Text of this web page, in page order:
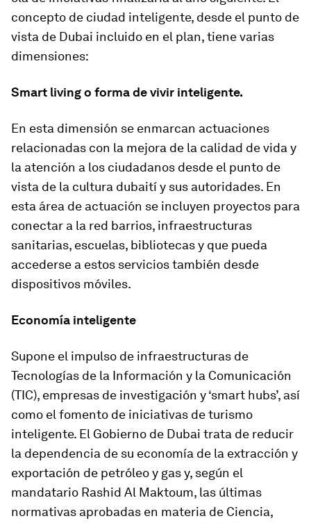
concepto de ciudad inteligente, desde el punto de
vista de Dubai incluido en el plan, tiene varias
dimensiones:
Smart living o forma de vivir inteligente.
En esta dimensión se enmarcan actuaciones
relacionadas con la mejora de la calidad de vida y
la atención a los ciudadanos desde el punto de
vista de la cultura dubaití y sus autoridades. En
esta área de actuación se incluyen proyectos para
conectar a la red barrios, infraestructuras
sanitarias, escuelas, bibliotecas y que pueda
accederse a estos servicios también desde
dispositivos móviles.
Economía inteligente
Supone el impulso de infraestructuras de
Tecnologías de la Información y la Comunicación
(TIC), empresas de investigación y ‘smart hubs’, así
como el fomento de iniciativas de turismo
inteligente. El Gobierno de Dubai trata de reducir
la dependencia de su economía de la extracción y
exportación de petróleo y gas y, según el
mandatario Rashid Al Maktoum, las últimas
normativas aprobadas en materia de Ciencia,